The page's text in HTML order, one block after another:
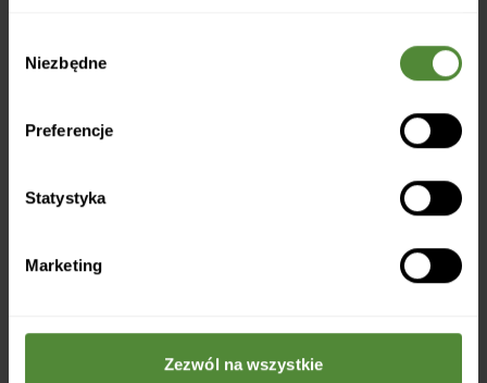
zgody
Niezbędne
Preferencje
Statystyka
Marketing
Zezwól na wszystkie